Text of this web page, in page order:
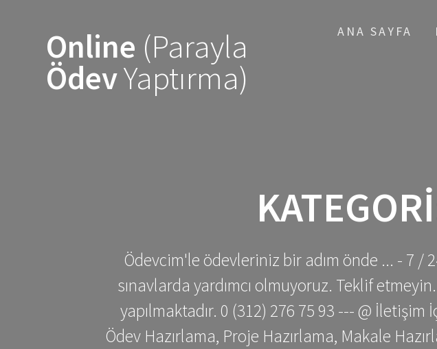
Online (Parayla
ÖdevYaptırma)
ANA SAYFA
Ödevcim'le ödevleriniz bir adım önde ... - 7 /
sınavlarda yardımcı olmuyoruz. Teklif
yapılmaktadır. 0 (312) 276 75 93 --- @
Ödev Hazırlama, Proje Hazırlama, Makale